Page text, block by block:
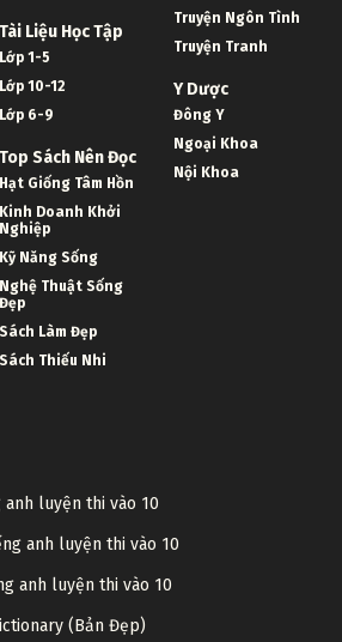
Tài Liệu Học Tập
Lớp 1-5
Lớp 10-12
Lớp 6-9
Top Sách Nên Đọc
Hạt Giống Tâm Hồn
Kinh Doanh Khởi
Nghiệp
Kỹ Năng Sống
Nghệ Thuật Sống
Đẹp
Sách Làm Đẹp
Sách Thiếu Nhi
Truyện Ngôn Tình
Truyện Tranh
Y Dược
Đông Y
Ngoại Khoa
Nội Khoa
luyện thi vào 10
anh luyện thi vào 10
anh luyện thi vào 10
(Bản Đẹp)